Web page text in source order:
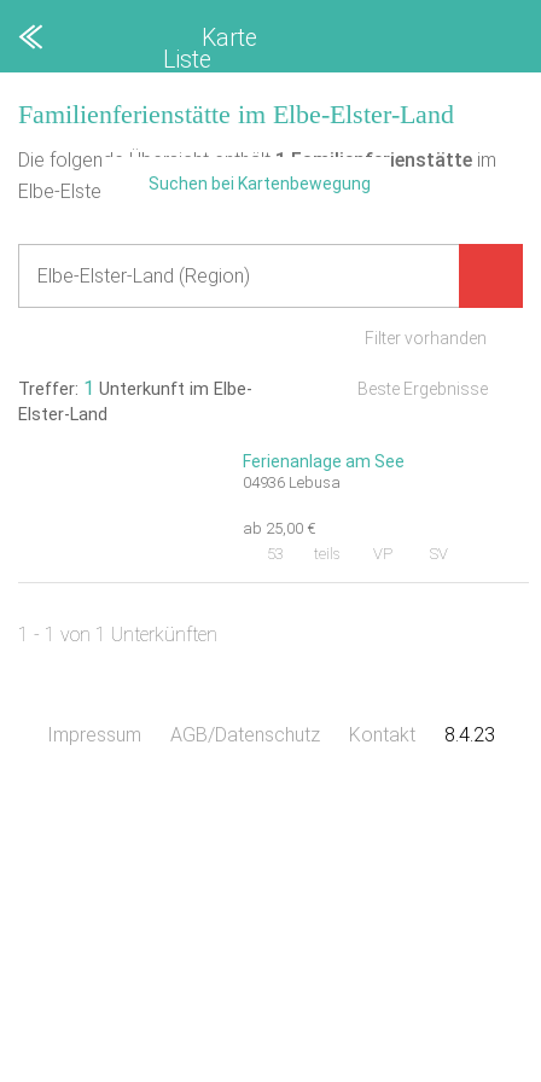
Karte
Liste
Familienferienstätte im Elbe-Elster-Land
Die folgende Übersicht enthält 1 Familienferienstätte im
Elbe-Elster-Land.
Filter vorhanden
Treffer: 1 Unterkunft im Elbe-
Elster-Land
Beste Ergebnisse
Ferienanlage am See
04936 Lebusa
ab 25,00 €
53
teils VP SV
1 - 1 von 1 Unterkünften
Suchen bei Kartenbewegung
Impressum AGB/Datenschutz Kontakt 8.4.23